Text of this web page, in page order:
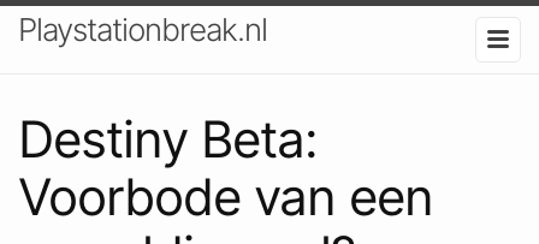
Playstationbreak.nl
Destiny Beta:
Voorbode van een